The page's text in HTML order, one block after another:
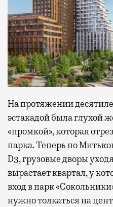
На протяжении
эстакадой была глухой
«промкой», которая
парка. Теперь по
D3, грузовые дворы
вырастает квартал, у
вход в парк
нужно толкаться на